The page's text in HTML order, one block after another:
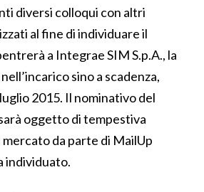
diversi colloqui con altri
al fine di individuare il
a Integrae SIM S.p.A., la
sino a scadenza,
2015. Il nominativo del
oggetto di tempestiva
da parte di MailUp
individuato.